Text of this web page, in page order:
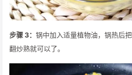
步骤 3： 锅中加入适量植物油，锅热后
翻炒熟就可以了。